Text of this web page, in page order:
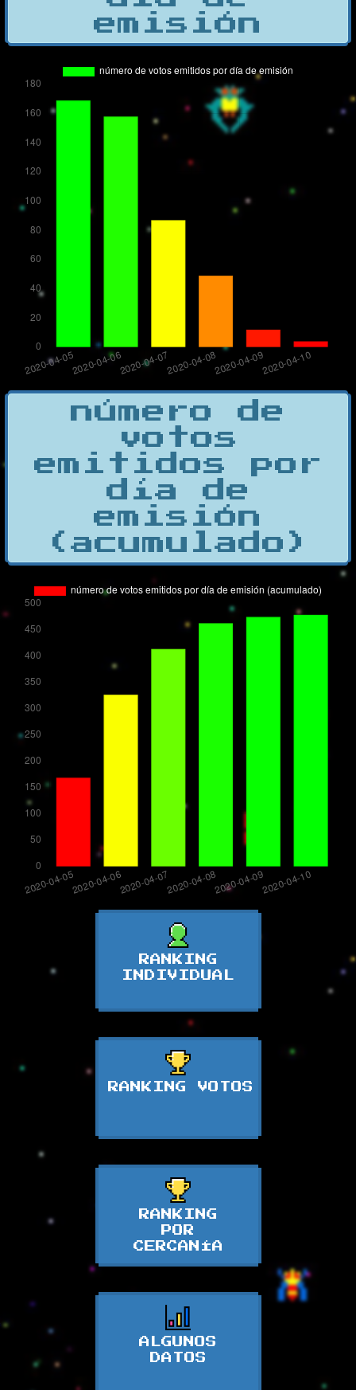
emisión
número de
votos
emitidos por
día de
emisión
(acumulado)
RANKING
INDIVIDUAL
RANKING VOTOS
RANKING
POR
CERCANÍA
ALGUNOS
DATOS